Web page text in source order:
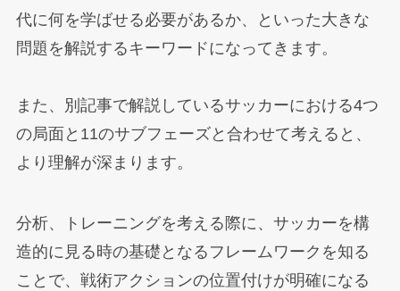
代に何を学ばせる必要があるか、といった大きな
問題を解説するキーワードになってきます。
また、別記事で解説しているサッカーにおける4つ
の局面と11のサブフェーズと合わせて考えると、
より理解が深まります。
分析、トレーニングを考える際に、サッカーを構
造的に見る時の基礎となるフレームワークを知る
ことで、戦術アクションの位置付けが明確になる